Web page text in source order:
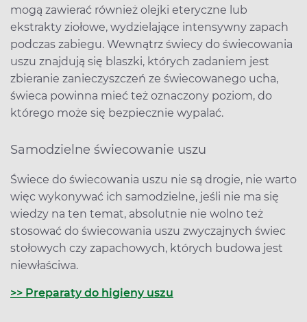
mogą zawierać również olejki eteryczne lub
ekstrakty ziołowe, wydzielające intensywny zapach
podczas zabiegu. Wewnątrz świecy do świecowania
uszu znajdują się blaszki, których zadaniem jest
zbieranie zanieczyszczeń ze świecowanego ucha,
świeca powinna mieć też oznaczony poziom, do
którego może się bezpiecznie wypalać.
Samodzielne świecowanie uszu
Świece do świecowania uszu nie są drogie, nie warto
więc wykonywać ich samodzielne, jeśli nie ma się
wiedzy na ten temat, absolutnie nie wolno też
stosować do świecowania uszu zwyczajnych świec
stołowych czy zapachowych, których budowa jest
niewłaściwa.
>> Preparaty do higieny uszu